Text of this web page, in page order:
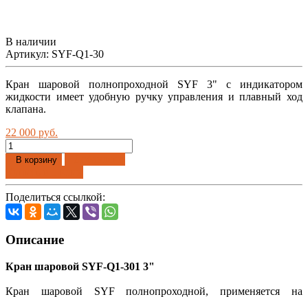
В наличии
Артикул: SYF-Q1-30
Кран шаровой полнопроходной SYF 3" с индикатором
жидкости имеет удобную ручку управления и плавный ход
клапана.
22 000 руб.
В корзину
Поделиться ссылкой:
Описание
Кран шаровой SYF-Q1-301 3"
Кран шаровой SYF полнопроходной, применяется на